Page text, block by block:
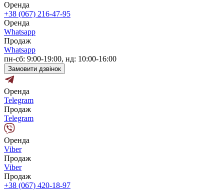
Оренда
+38 (067) 216-47-95
Оренда
Whatsapp
Продаж
Whatsapp
пн-сб: 9:00-19:00, нд: 10:00-16:00
Замовити дзвінок
Оренда
Telegram
Продаж
Telegram
Оренда
Viber
Продаж
Viber
Продаж
+38 (067) 420-18-97